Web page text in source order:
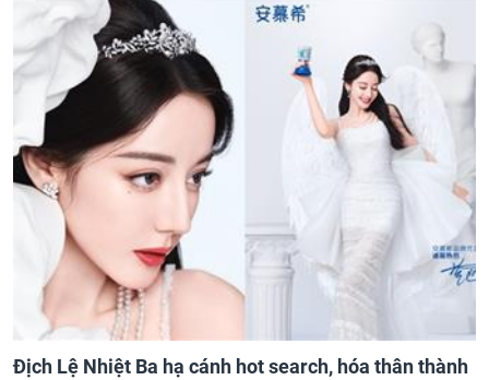
Địch Lệ Nhiệt Ba hạ cánh hot search, hóa thân thành